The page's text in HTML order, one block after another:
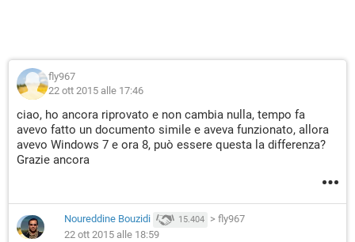
fly967
22 ott 2015 alle 17:46
ciao, ho ancora riprovato e non cambia nulla, tempo fa
avevo fatto un documento simile e aveva funzionato, allora
avevo Windows 7 e ora 8, può essere questa la differenza?
Grazie ancora
Noureddine Bouzidi 15.404 > fly967
22 ott 2015 alle 18:59